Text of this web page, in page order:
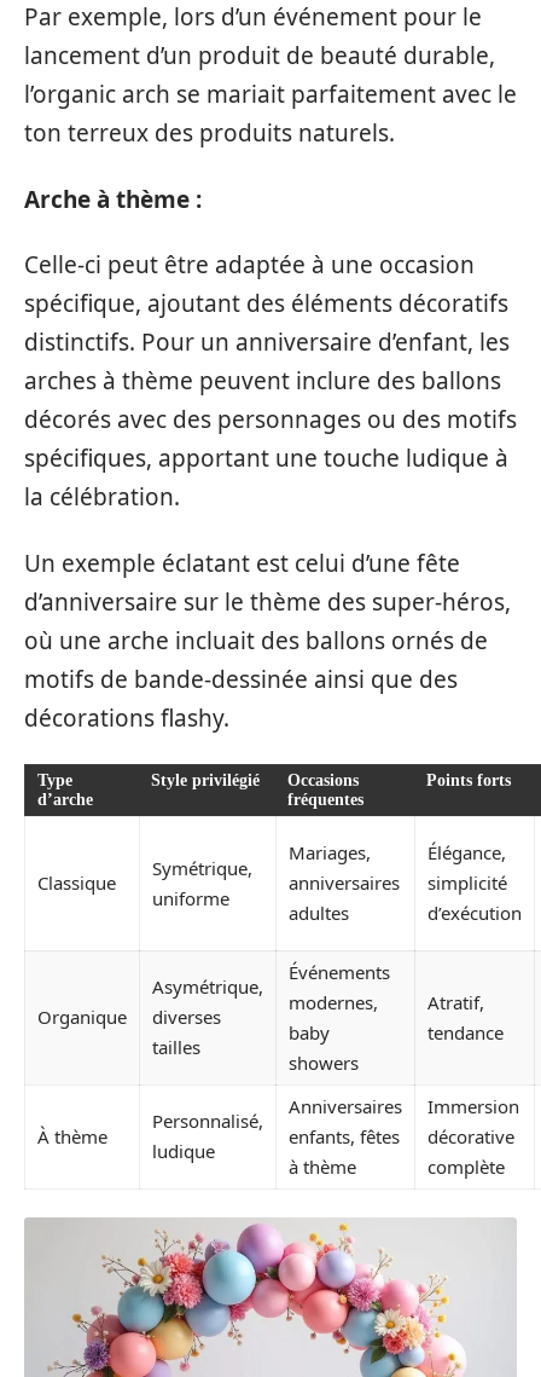
Par exemple, lors d’un événement pour le
lancement d’un produit de beauté durable,
l’organic arch se mariait parfaitement avec le
ton terreux des produits naturels.
Arche à thème :
Celle-ci peut être adaptée à une occasion
spécifique, ajoutant des éléments décoratifs
distinctifs. Pour un anniversaire d’enfant, les
arches à thème peuvent inclure des ballons
décorés avec des personnages ou des motifs
spécifiques, apportant une touche ludique à
la célébration.
Un exemple éclatant est celui d’une fête
d’anniversaire sur le thème des super-héros,
où une arche incluait des ballons ornés de
motifs de bande-dessinée ainsi que des
décorations flashy.
Type
d’arche
Style privilégié
Occasions
fréquentes
Points forts
Classique
Symétrique,
uniforme
Mariages,
anniversaires
adultes
Élégance,
simplicité
d’exécution
Organique
Asymétrique,
diverses
tailles
Événements
modernes,
baby
showers
Atratif,
tendance
À thème
Personnalisé,
ludique
Anniversaires
enfants, fêtes
à thème
Immersion
décorative
complète